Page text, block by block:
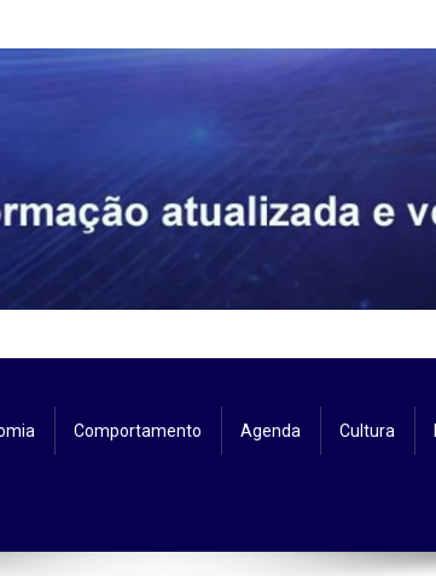
Comportamento Agenda Cultura